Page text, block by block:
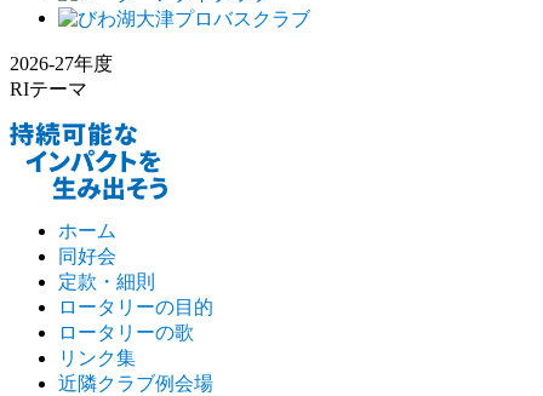
2026-27年度
RIテーマ
ホーム
同好会
定款・細則
ロータリーの目的
ロータリーの歌
リンク集
近隣クラブ例会場